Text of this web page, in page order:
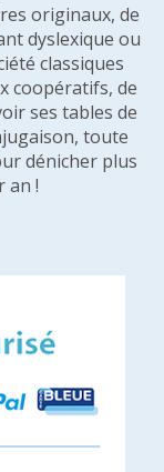
originaux, de
dyslexique ou
classiques
coopératifs, de
ses tables de
toute
dénicher plus
an !